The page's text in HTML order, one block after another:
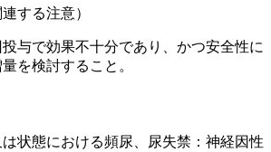
する注意）
与で効果不十分であり、かつ安全性に
を検討すること。
状態における頻尿、尿失禁：神経因性